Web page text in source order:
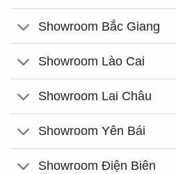
Showroom Bắc Giang
Showroom Lào Cai
Showroom Lai Châu
Showroom Yên Bái
Showroom Điện Biên